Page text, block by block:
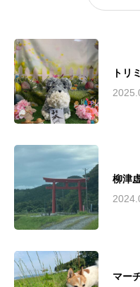
トリ
柳津
マー